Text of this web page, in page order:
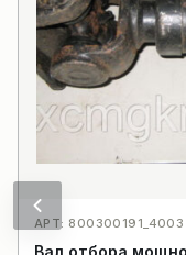
АРТ: 800300191_4003
Вал отбора